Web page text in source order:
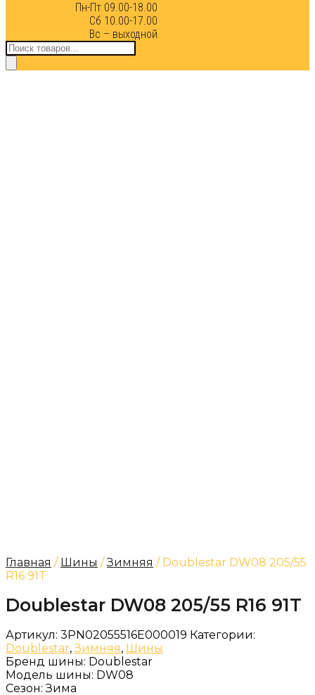
Пн-Пт 09.00-18.00
Сб 10.00-17.00
Вс – выходной
Поиск
товаров
Главная / Шины /Зимняя / Doublestar DW08 205/55
R16 91T
Doublestar DW08 205/55 R16 91T
Артикул: 3PN02055516E000019 Категории:
Doublestar,Зимняя, Шины
Бренд шины: Doublestar
Модель шины: DW08
Сезон:Зима